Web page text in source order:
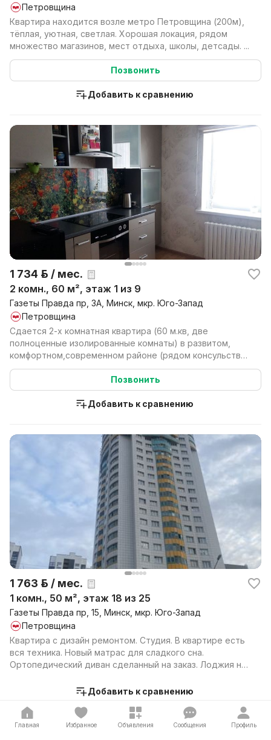
Петровщина
Квартира находится возле метро Петровщина (200м),
тёплая, уютная, светлая. Хорошая локация, рядом
множество магазинов, мест отдыха, школы, детсады. ...
Позвонить
Добавить к сравнению
1 734 р. / мес.
2 комн., 60 м², этаж 1 из 9
Газеты Правда пр, 3А, Минск, мкр. Юго-Запад
Петровщина
Сдается 2-х комнатная квартира (60 м.кв, две
полноценные изолированные комнаты) в развитом,
комфортном,современном районе (рядом консульство
Германии,...
Позвонить
Добавить к сравнению
1 763 р. / мес.
1 комн., 50 м², этаж 18 из 25
Газеты Правда пр, 15, Минск, мкр. Юго-Запад
Петровщина
Квартира с дизайн ремонтом. Студия. В квартире есть
вся техника. Новый матрас для сладкого сна.
Ортопедический диван сделанный на заказ. Лоджия на
Добавить к сравнению
Главная Избранное Объявления Сообщения Профиль